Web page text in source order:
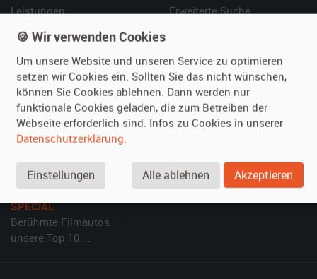
Leistungen
Referenzen
Erweiterte Suche
Vermieten
Oldtimer anmelden
Fotos senden
Inserat verwalten
Hilfe
Häufige Fragen (FAQ)
So funktioniert's
SPECIAL
Berühmte Filmautos –
unsere Top 10 ...
🍪 Wir verwenden Cookies
Um unsere Website und unseren Service zu optimieren
setzen wir Cookies ein. Sollten Sie das nicht wünschen,
können Sie Cookies ablehnen. Dann werden nur
funktionale Cookies geladen, die zum Betreiben der
Webseite erforderlich sind. Infos zu Cookies in unserer
Datenschutzerklärung.
Einstellungen Alle ablehnen Akzeptieren